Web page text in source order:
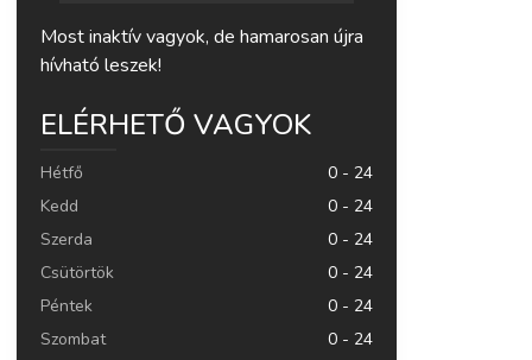
Most inaktív vagyok, de hamarosan újra
hívható leszek!
ELÉRHETŐ VAGYOK
Hétfő
0 - 24
Kedd
0 - 24
Szerda
0 - 24
Csütörtök
0 - 24
Péntek
0 - 24
Szombat
0 - 24